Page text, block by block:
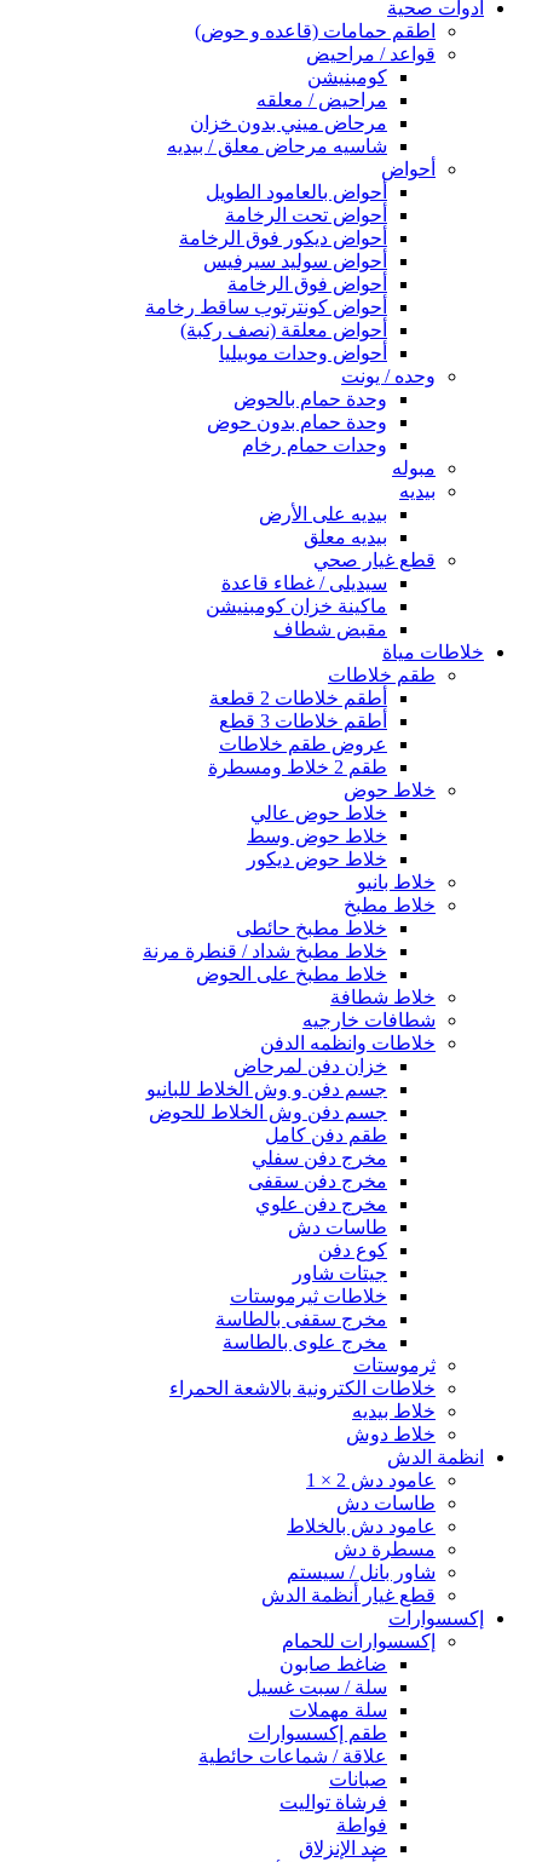
أدوات صحية
اطقم حمامات (قاعده و حوض)
قواعد / مراحيض
كومبنيشن
مراحيض / معلقه
مرحاض ميني بدون خزان
شاسيه مرحاض معلق / بيديه
أحواض
أحواض بالعامود الطويل
أحواض تحت الرخامة
أحواض ديكور فوق الرخامة
أحواض سوليد سيرفيس
أحواض فوق الرخامة
أحواض كونترتوب ساقط رخامة
أحواض معلقة (نصف ركبة)
أحواض وحدات موبيليا
وحده / يونت
وحدة حمام بالحوض
وحدة حمام بدون حوض
وحدات حمام رخام
مبوله
بيديه
بيديه على الأرض
بيديه معلق
قطع غيار صحي
سيديلى / غطاء قاعدة
ماكينة خزان كومبنيشن
مقبض شطاف
خلاطات مياة
طقم خلاطات
أطقم خلاطات 2 قطعة
أطقم خلاطات 3 قطع
عروض طقم خلاطات
طقم 2 خلاط ومسطرة
خلاط حوض
خلاط حوض عالي
خلاط حوض وسط
خلاط حوض ديكور
خلاط بانيو
خلاط مطبخ
خلاط مطبخ حائطى
خلاط مطبخ شداد / قنطرة مرنة
خلاط مطبخ على الحوض
خلاط شطافة
شطافات خارجيه
خلاطات وانظمه الدفن
خزان دفن لمرحاض
جسم دفن و وش الخلاط للبانيو
جسم دفن وش الخلاط للحوض
طقم دفن كامل
مخرج دفن سفلي
مخرج دفن سقفى
مخرج دفن علوي
طاسات دش
كوع دفن
جيتات شاور
خلاطات ثيرموستات
مخرج سقفى بالطاسة
مخرج علوى بالطاسة
ثرموستات
خلاطات الكترونية بالاشعة الحمراء
خلاط بيديه
خلاط دوش
انظمة الدش
عامود دش 2 × 1
طاسات دش
عامود دش بالخلاط
مسطرة دش
شاور بانل / سيستم
قطع غيار أنظمة الدش
إكسسوارات
إكسسوارات للحمام
ضاغط صابون
سلة / سبت غسيل
سلة مهملات
طقم إكسسوارات
علاقة / شماعات حائطية
صبانات
فرشاة تواليت
فواطة
ضد الإنزلاق